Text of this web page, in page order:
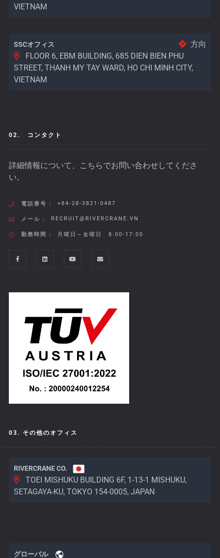
VIETNAM
SSCオフィス
方向
FLOOR 6, EBM BUILDING, 685 DIEN BIEN PHU
STREET, THANH MY TAY WARD, HO CHI MINH CITY,
VIETNAM
02. コンタクト
詳細情報について、こちらでお問い合わせしてくださ
い。
電話番号 : +84-28-3821-0487
メール : RECRUIT@RIVERCRANE.VN
勤務時間 : 月曜日～金曜日 8:00-17:00
03. その他のオフィス
RIVERCRANE CO.
TOEI MISHUKU BUILDING 6F, 1-13-1 MISHUKU,
SETAGAYA-KU, TOKYO 154-0005, JAPAN
グローバル